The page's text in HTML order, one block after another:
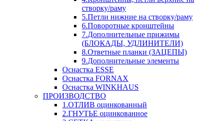
створку/раму
5.Петли нижние на створку/раму
6.Поворотные кронштейны
7.Дополнительные прижимы
(БЛОКАДЫ, УДЛИНИТЕЛИ)
8.Ответные планки (ЗАЦЕПЫ)
9.Дополнительные элементы
Оснастка ESSE
Оснастка FORNAX
Оснастка WINKHAUS
ПРОИЗВОДСТВО
1.ОТЛИВ оцинкованный
2.ГНУТЬЕ оцинкованное